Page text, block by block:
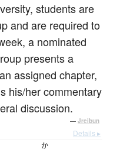
students are
and are required to
a nominated
presents a
assigned chapter,
his/her commentary
discussion.
— Jreibun
Details ▸
か